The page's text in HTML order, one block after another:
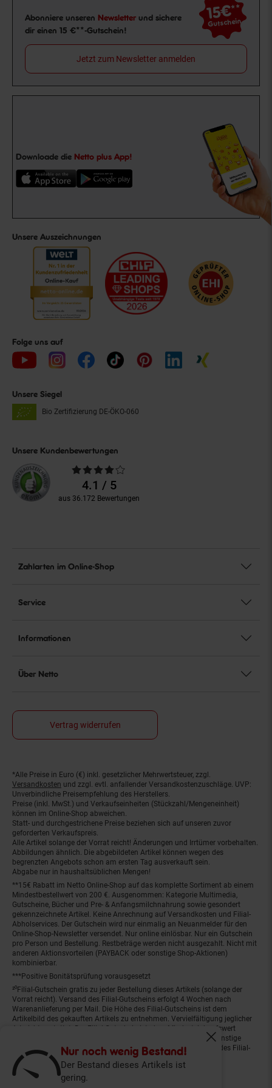
Nur noch wenig Bestand!
Der Bestand dieses Artikels ist
gering.
Fenster
Newsletter Anmeldung
Abonniere unseren Newsletter und sichere
dir einen 15 €**-Gutschein!
15€**
Gutschein
Jetzt zum Newsletter anmelden
Downloade die Netto plus App!
Unsere Auszeichnungen
Folge uns auf
Unsere Siegel
Bio Zertifizierung DE-ÖKO-060
Unsere Kundenbewertungen
Durchschnittliche
Bewertungen4.1 / 5
aus 36.172 Bewertungen
Zahlarten im Online-Shop
Service
Informationen
Über Netto
Vertrag widerrufen
Fußnoten
*Alle Preise in Euro (€) inkl. gesetzlicher Mehrwertsteuer, zzgl.
Versandkosten und zzgl. evtl. anfallender Versandkostenzuschläge. UVP:
Unverbindliche Preisempfehlung des Herstellers.
Preise (inkl. MwSt.) und Verkaufseinheiten (Stückzahl/Mengeneinheit)
können im Online-Shop abweichen.
Statt- und durchgestrichene Preise beziehen sich auf unseren zuvor
geforderten Verkaufspreis.
Alle Artikel solange der Vorrat reicht! Änderungen und Irrtümer vorbehalten.
Abbildungen ähnlich. Die abgebildeten Artikel können wegen des
begrenzten Angebots schon am ersten Tag ausverkauft sein.
Abgabe nur in haushaltsüblichen Mengen!
**15€ Rabatt im Netto Online-Shop auf das komplette Sortiment ab einem
Mindestbestellwert von 200 €. Ausgenommen: Kategorie Multimedia,
Gutscheine, Bücher und Pre- & Anfangsmilchnahrung sowie gesondert
gekennzeichnete Artikel. Keine Anrechnung auf Versandkosten und Filial-
Abholservices. Der Gutschein wird nur einmalig an Neuanmelder für den
Online-Shop-Newsletter versendet. Nur online einlösbar. Nur ein Gutschein
pro Person und Bestellung. Restbeträge werden nicht ausgezahlt. Nicht mit
anderen Aktionsvorteilen (PAYBACK oder sonstige Shop-Aktionen)
kombinierbar.
***Positive Bonitätsprüfung vorausgesetzt
²⁰Filial-Gutschein gratis zu jeder Bestellung dieses Artikels (solange der
Vorrat reicht). Versand des Filial-Gutscheins erfolgt 4 Wochen nach
Warenanlieferung per Mail. Die Höhe des Filial-Gutscheins ist dem
Artikelbild des gekauften Artikels zu entnehmen. Vervielfältigung jeglicher
Art nicht gestattet. Der Filial-Gutschein ist ohne Mindesteinkaufswert
einlösbar. Nicht mit anderen Aktionsvorteilen (PAYBACK oder sonstige
Shop-Aktionen) kombinierbar. Der jeweilige Gültigkeitszeitraum des Filial-
Gutscheins ist darauf vermerkt.